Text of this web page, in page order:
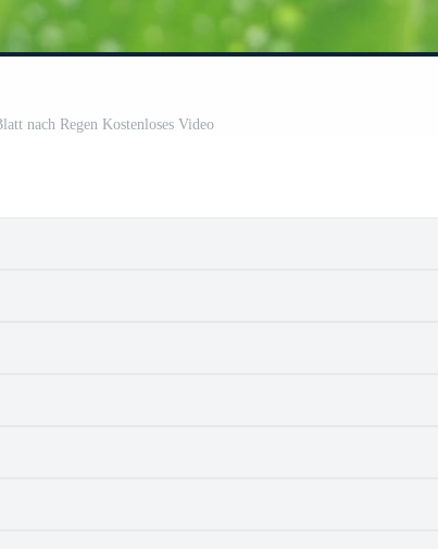
nach Regen Kostenloses Video